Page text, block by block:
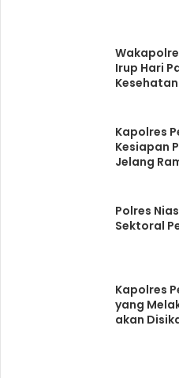
Irup Hari
Kapolres
Kesiapan
Jelang
Polres
Sektoral
Kapolres
yang
akan